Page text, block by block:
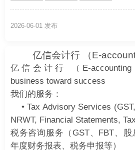
2026-06-01 发布
亿信会计行 （E-
亿信会计行 （E-accounting
business toward success
我们的服务：
• Tax Advisory Services
NRWT, Financial Statements,
税务咨询服务（GST、FBT、股
年度财务报表、税务申报等）